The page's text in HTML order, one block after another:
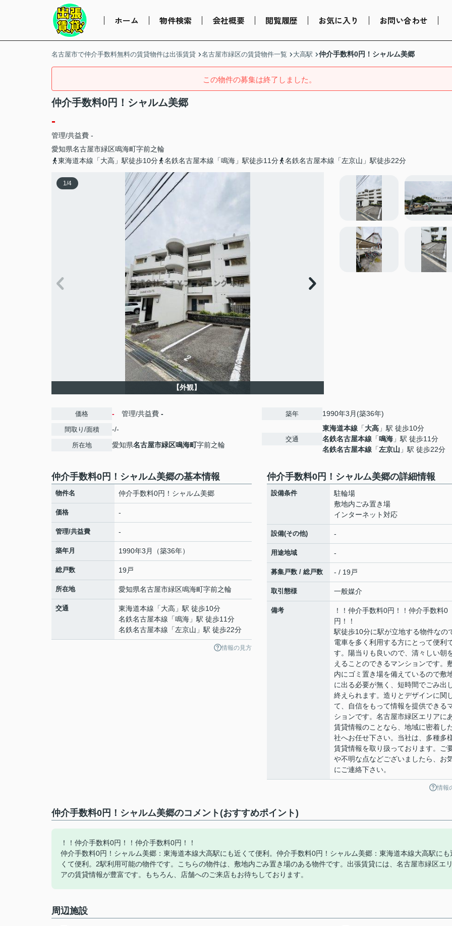
ホーム 物件検索 会社概要 閲覧履歴 お気に入り お問い合わせ
名古屋市で仲介手数料無料の賃貸物件は出張賃貸 名古屋市緑区の賃貸物件一覧 大高駅 仲介手数料0円！シャルム美郷
この物件の募集は終了しました。
仲介手数料0円！シャルム美郷
-
管理/共益費 -
愛知県名古屋市緑区鳴海町字前之輪
東海道本線「大高」駅徒歩10分
名鉄名古屋本線「鳴海」駅徒歩11分 名鉄名古屋本線「左京山」駅徒歩22分
1/4
【外観】
価格 - 管理/共益費 -
間取り/面積 -/-
所在地 愛知県名古屋市緑区鳴海町字前之輪
築年 1990年3月(築36年)
交通
東海道本線 「大高 」駅 徒歩10分
名鉄名古屋本線 「鳴海 」駅 徒歩11分
名鉄名古屋本線 「左京山 」駅 徒歩22分
仲介手数料0円！シャルム美郷の基本情報
物件名 仲介手数料0円！シャルム美郷
価格 -
管理/共益費 -
築年月 1990年3月（築36年）
総戸数 19戸
所在地 愛知県名古屋市緑区鳴海町字前之輪
交通 東海道本線 「大高 」駅 徒歩10分
名鉄名古屋本線 「鳴海 」駅 徒歩11分
名鉄名古屋本線 「左京山 」駅 徒歩22分
情報の見方
仲介手数料0円！シャルム美郷の詳細情報
設備条件
駐輪場
敷地内ごみ置き場
インターネット対応
設備(その他) -
用途地域 -
募集戸数 / 総戸数 - / 19戸
取引態様 一般媒介
備考
！！仲介手数料0円！！仲介手数料0
円！！
駅徒歩10分に駅が立地する物件なの
電車を多く利用する方にとって便利
す。陽当りも良いので、清々しい朝
えることのできるマンションです。
内にゴミ置き場を備えているので敷
に出る必要が無く、短時間でごみ出
終えられます。造りとデザインに関
て、自信をもって情報を提供できる
ションです。名古屋市緑区エリアに
賃貸情報のことなら、地域に密着し
社へお任せ下さい。当社は、多種多
賃貸情報を取り扱っております。ご
や不明な点などございましたら、お
にご連絡下さい。
情報
仲介手数料0円！シャルム美郷のコメント(おすすめポイント)
！！仲介手数料0円！！仲介手数料0円！！
仲介手数料0円！シャルム美郷：東海道本線大高駅にも近くて便利。仲介手数料0円！シャルム美郷：東海道本線大高駅にも
くて便利。2駅利用可能の物件です。こちらの物件は、敷地内ごみ置き場のある物件です。出張賃貸には、名古屋市緑区エリ
アの賃貸情報が豊富です。もちろん、店舗へのご来店もお待ちしております。
周辺施設